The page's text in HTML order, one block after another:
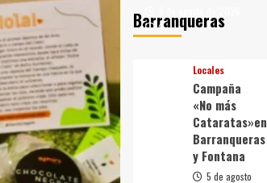
Barranqueras
0
Locales
Campaña
«No más
Cataratas»en
Barranqueras
y Fontana
5 de agosto